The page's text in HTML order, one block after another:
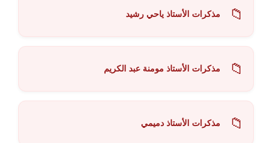
📁 مذكرات الأستاذ ياحي رشيد
📁 مذكرات الأستاذ مومنة عبد الكريم
📁 مذكرات الأستاذ دميمي